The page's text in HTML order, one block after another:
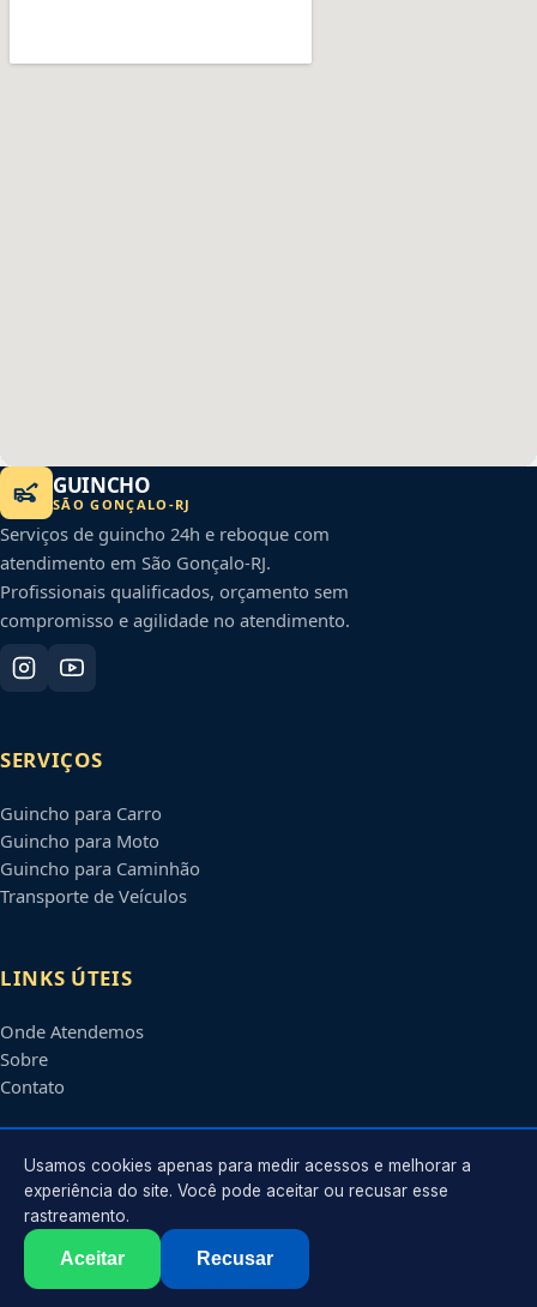
GUINCHO
SÃO GONÇALO -RJ
Serviços de guincho 24h e reboque com
atendimento em São Gonçalo-RJ.
Profissionais qualificados, orçamento sem
compromisso e agilidade no atendimento.
SERVIÇOS
Guincho para Carro
Guincho para Moto
Guincho para Caminhão
Transporte de Veículos
LINKS ÚTEIS
Onde Atendemos
Sobre
Contato
CONTATO
Atendimento em
contato@guinchoemsaogoncalo.com.br
2026 São Gonçalo
. Todos os direitos reservados.
Usamos cookies apenas para medir acessos e melhorar a
experiência do site. Você pode aceitar ou recusar esse
rastreamento.
Aceitar Recusar